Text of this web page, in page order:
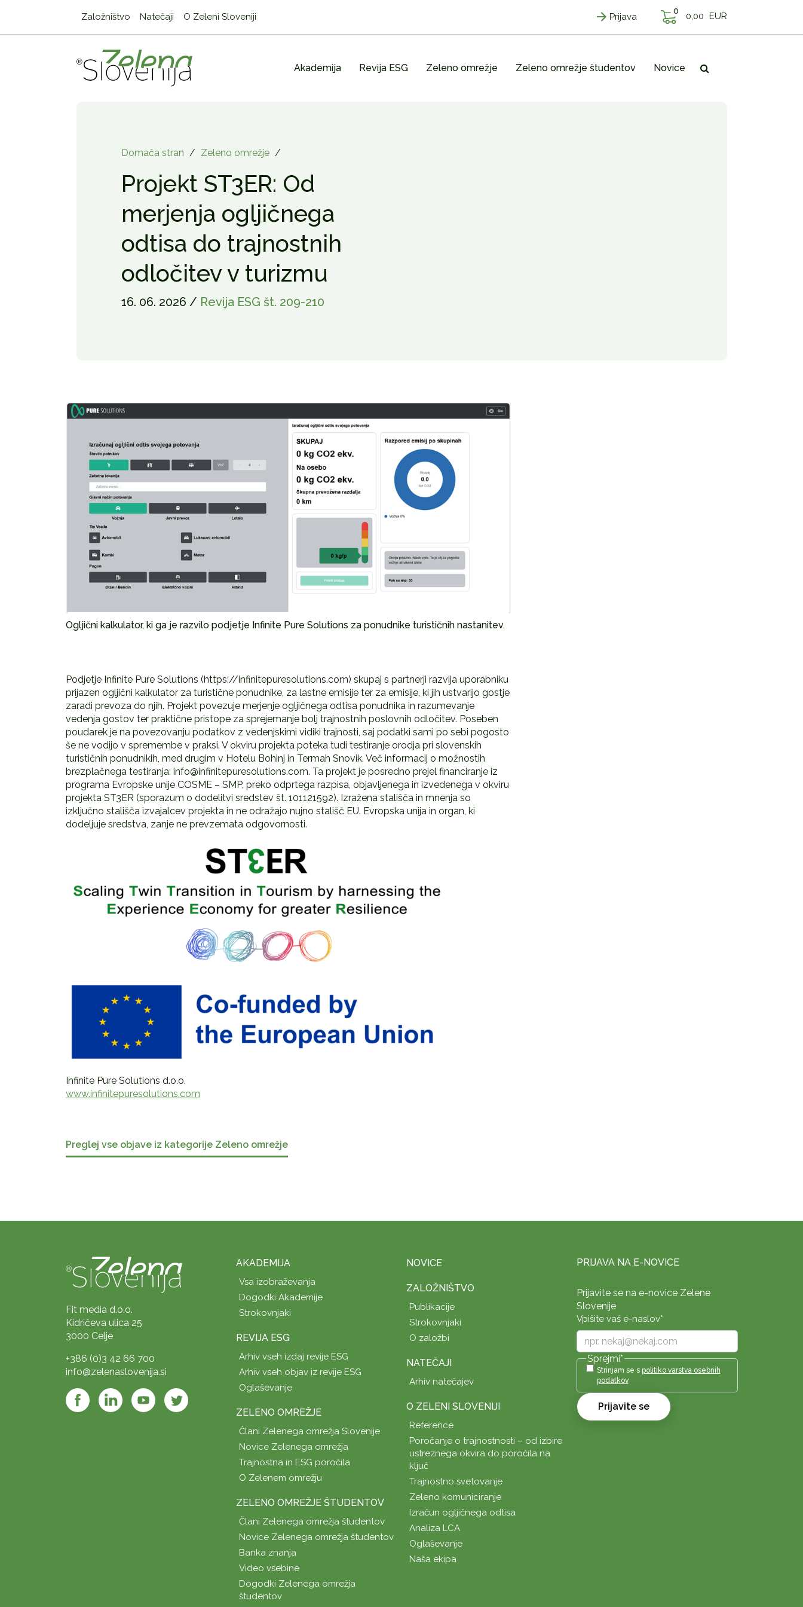
Založništvo Natečaji O Zeleni Sloveniji Prijava
0 0,00 EUR
Akademija Revija ESG Zeleno omrežje Zeleno omrežje študentov Novice
Domača stran / Zeleno omrežje /
Projekt ST3ER: Od
merjenja ogljičnega
odtisa do trajnostnih
odločitev v turizmu
16. 06. 2026 / Revija ESG št. 209-210
Ogljični kalkulator, ki ga je razvilo podjetje Infinite Pure Solutions za ponudnike turističnih nastanitev.
Podjetje Infinite Pure Solutions (https://infinitepuresolutions.com) skupaj s partnerji razvija uporabniku
prijazen ogljični kalkulator za turistične ponudnike, za lastne emisije ter za emisije, ki jih ustvarijo gostje
zaradi prevoza do njih. Projekt povezuje merjenje ogljičnega odtisa ponudnika in razumevanje
vedenja gostov ter praktične pristope za sprejemanje bolj trajnostnih poslovnih odločitev. Poseben
poudarek je na povezovanju podatkov z vedenjskimi vidiki trajnosti, saj podatki sami po sebi pogosto
še ne vodijo v spremembe v praksi. V okviru projekta poteka tudi testiranje orodja pri slovenskih
turističnih ponudnikih, med drugim v Hotelu Bohinj in Termah Snovik. Več informacij o možnostih
brezplačnega testiranja: info@infinitepuresolutions.com. Ta projekt je posredno prejel financiranje iz
programa Evropske unije COSME – SMP, preko odprtega razpisa, objavljenega in izvedenega v okviru
projekta ST3ER (sporazum o dodelitvi sredstev št. 101121592). Izražena stališča in mnenja so
izključno stališča izvajalcev projekta in ne odražajo nujno stališč EU. Evropska unija in organ, ki
dodeljuje sredstva, zanje ne prevzemata odgovornosti.
Infinite Pure Solutions d.o.o.
www.infinitepuresolutions.com
Preglej vse objave iz kategorije Zeleno omrežje
Fit media d.o.o.
Kidričeva ulica 25
3000 Celje
+386 (0)3 42 66 700
info@zelenaslovenija.si
AKADEMIJA
Vsa izobraževanja
Dogodki Akademije
Strokovnjaki
REVIJA ESG
Arhiv vseh izdaj revije ESG
Arhiv vseh objav iz revije ESG
Oglaševanje
ZELENO OMREŽJE
Člani Zelenega omrežja Slovenije
Novice Zelenega omrežja
Trajnostna in ESG poročila
O Zelenem omrežju
ZELENO OMREŽJE ŠTUDENTOV
Člani Zelenega omrežja študentov
Novice Zelenega omrežja študentov
Banka znanja
Video vsebine
Dogodki Zelenega omrežja
študentov
NOVICE
ZALOŽNIŠTVO
Publikacije
Strokovnjaki
O založbi
NATEČAJI
Arhiv natečajev
O ZELENI SLOVENIJI
Reference
Poročanje o trajnostnosti – od izbire
ustreznega okvira do poročila na
ključ
Trajnostno svetovanje
Zeleno komuniciranje
Izračun ogljičnega odtisa
Analiza LCA
Oglaševanje
Naša ekipa
PRIJAVA NA E-NOVICE
Prijavite se na e-novice Zelene
Slovenije
Vpišite vaš e-naslov*
Sprejmi*
Strinjam se s politiko varstva osebnih
podatkov
Prijavite se